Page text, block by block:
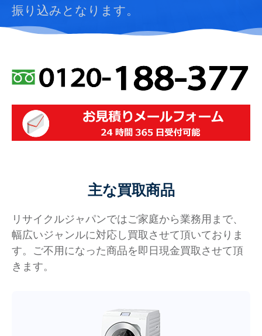
振り込みとなります。
主な買取商品
リサイクルジャパンではご家庭から業務用まで、
幅広いジャンルに対応し買取させて頂いておりま
す。ご不用になった商品を即日現金買取させて頂
きます。